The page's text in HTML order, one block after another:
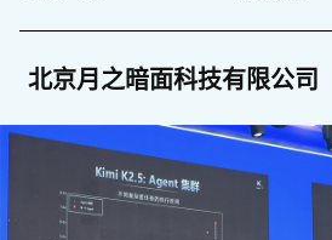
北京月之暗面科技有限公司